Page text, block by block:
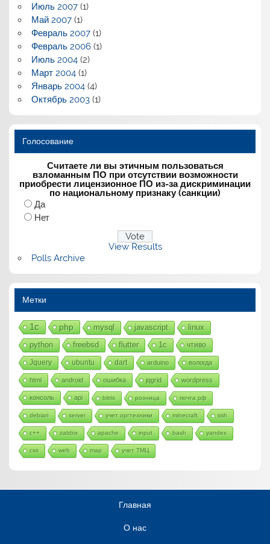
Июль 2007(1)
Май 2007(1)
Февраль 2007(1)
Февраль 2006(1)
Июль 2004(2)
Март 2004(1)
Январь 2004(4)
Октябрь 2003(1)
Голосование
Считаете ли вы этичным пользоваться
взломанным ПО при отсутствии возможности
приобрести лицензионное ПО из-за дискриминации
по национальному признаку (санкции)
Да
Нет
View Results
Polls Archive
Метки
1с php mysql javascript linux
python freebsd flutter 1c чтиво
Jquery ubuntu dart arduino вологда
html android ошибка jqgrid wordpress
консоль api bitrix розница почта рф
debian server учет оргтехники minecraft ssh
c++ zabbix apache input bash yandex
css web map учет ТМЦ
Главная
О нас